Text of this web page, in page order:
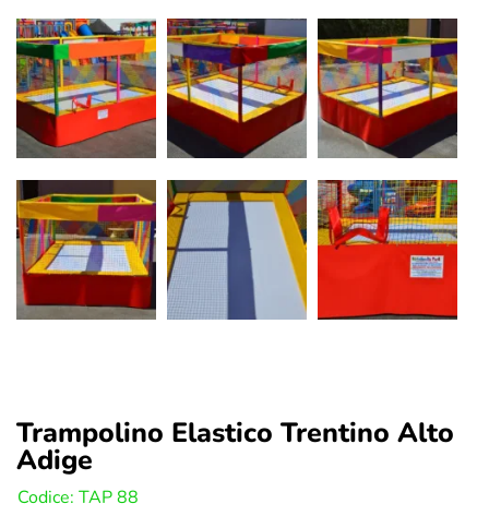
Trampolino Elastico Trentino Alto
Adige
Codice: TAP 88